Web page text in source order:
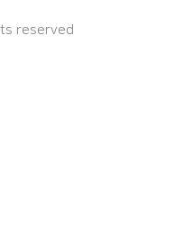
reserved